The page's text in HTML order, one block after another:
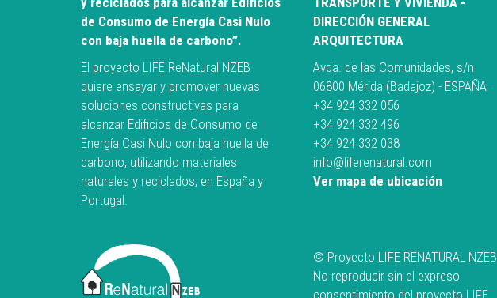
de Consumo de Energía Casi Nulo
con baja huella de carbono”.
El proyecto LIFE ReNatural NZEB
quiere ensayar y promover nuevas
soluciones constructivas para
alcanzar Edificios de Consumo de
Energía Casi Nulo con baja huella de
carbono, utilizando materiales
naturales y reciclados, en España y
Portugal.
DIRECCIÓN GENERAL
ARQUITECTURA
Avda. de las Comunidades, s/n
06800 Mérida (Badajoz) - ESPAÑA
+34 924 332 056
+34 924 332 496
+34 924 332 038
info@liferenatural.com
Ver mapa de ubicación
© Proyecto LIFE RENATURAL NZEB
No reproducir sin el expreso
consentimiento del proyecto LIFE